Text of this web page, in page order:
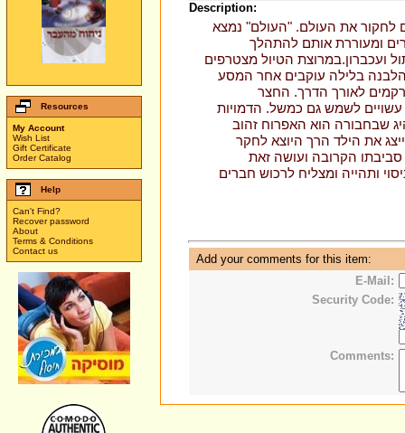
Resources
My Account
Wish List
Gift Certificate
Order Catalog
Help
Can't Find?
Recover password
About
Terms & Conditions
Contact us
Description:
לחקור את העולם. "העולם" נמצא
ומעוררת אותם להתהלך
ועכברון.במרוצת הטיול מצטרפים
בלילה עוקבים אחר המסע
לאורך הדרך. החצר
עשויים לשמש גם כמשל. הדמויות
שבחבורה הוא האפרוח זהוב
את הילד הרך היוצא לחקר
סביבתו הקרובה ועושה זאת
ותהייה ומצליח לרכוש חברים
Add your comments for this item:
E-Mail:
Security Code:
Comments: